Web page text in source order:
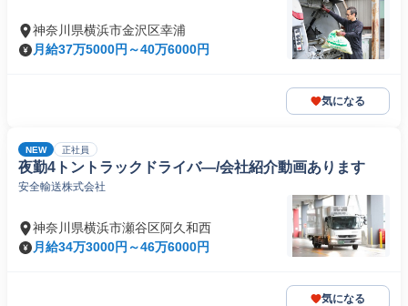
神奈川県横浜市金沢区幸浦
月給37万5000円～40万6000円
気になる
NEW 正社員
夜勤4トントラックドライバ―/会社紹介動画あります
安全輸送株式会社
神奈川県横浜市瀬谷区阿久和西
月給34万3000円～46万6000円
気になる